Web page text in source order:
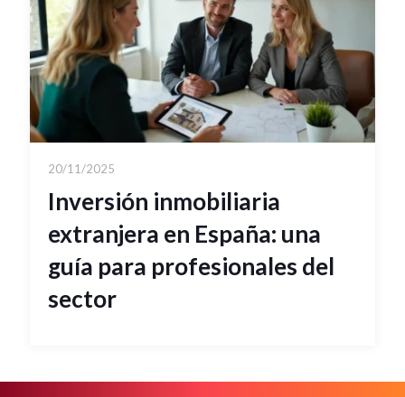
20/11/2025
Inversión inmobiliaria
extranjera en España: una
guía para profesionales del
sector